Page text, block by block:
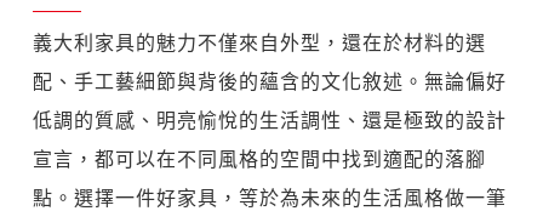
義大利家具的魅力不僅來自外型，還在於材料的選
配、手工藝細節與背後的蘊含的文化敘述。無論偏好
低調的質感、明亮愉悅的生活調性、還是極致的設計
宣言，都可以在不同風格的空間中找到適配的落腳
點。選擇一件好家具，等於為未來的生活風格做一筆